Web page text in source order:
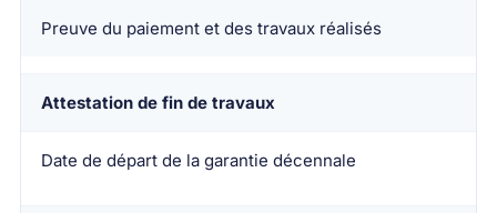
Preuve du paiement et des travaux réalisés
Attestation de fin de travaux
Date de départ de la garantie décennale